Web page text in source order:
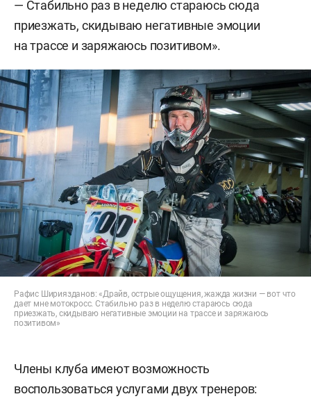
— Стабильно раз в неделю стараюсь сюда
приезжать, скидываю негативные эмоции
на трассе и заряжаюсь позитивом».
Рафис Шириязданов: «Драйв, острые ощущения, жажда жизни — вот что
дает мне мотокросс. Стабильно раз в неделю стараюсь сюда
приезжать, скидываю негативные эмоции на трассе и заряжаюсь
позитивом»
Члены клуба имеют возможность
воспользоваться услугами двух тренеров: